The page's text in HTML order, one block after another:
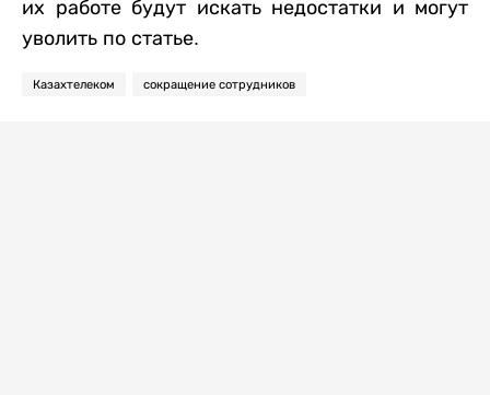
их работе будут искать недостатки и могут
уволить по статье.
Казахтелеком сокращение сотрудников